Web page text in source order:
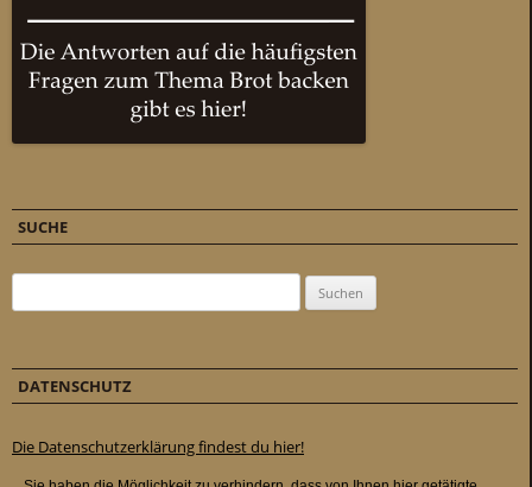
SUCHE
DATENSCHUTZ
Die Datenschutzerklärung findest du hier!